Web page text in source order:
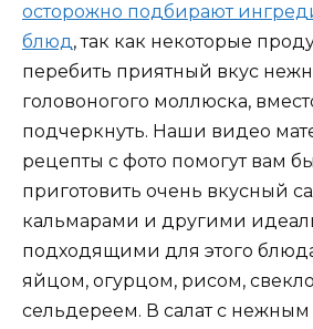
осторожно подбирают
блюд, так как некоторые
перебить приятный вкус
головоногого моллюска,
подчеркнуть. Наши видео
рецепты с фото помогут вам
приготовить очень вкусный
кальмарами и другими
подходящими для этого
яйцом, огурцом, рисом,
сельдереем. В салат с